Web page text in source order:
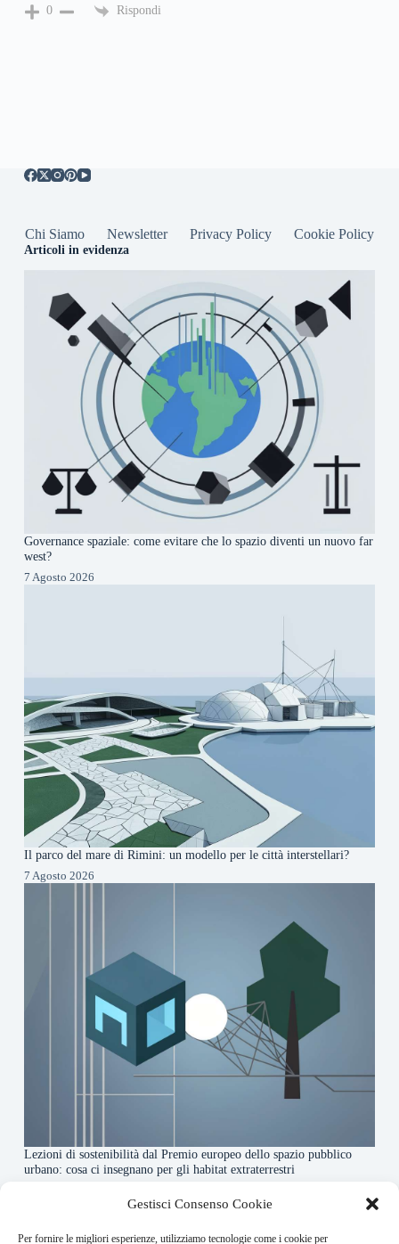
Gestisci Consenso Cookie
Per fornire le migliori esperienze, utilizziamo tecnologie come i cookie per
0 Rispondi
Chi Siamo Newsletter Privacy Policy Cookie Policy
Articoli in evidenza
Governance spaziale: come evitare che lo spazio diventi un nuovo far
west?
7 Agosto 2026
Il parco del mare di Rimini: un modello per le città interstellari?
7 Agosto 2026
Lezioni di sostenibilità dal Premio europeo dello spazio pubblico
urbano: cosa ci insegnano per gli habitat extraterrestri